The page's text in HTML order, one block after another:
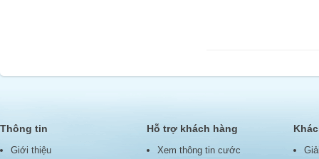
Thông tin
Giới thiệu
Hỗ trợ khách hàng
Xem thông tin cước